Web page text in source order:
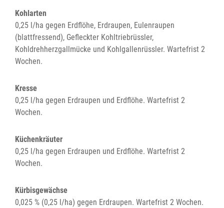
Kohlarten
0,25 l/ha gegen Erdflöhe, Erdraupen, Eulenraupen
(blattfressend), Gefleckter Kohltriebrüssler,
Kohldrehherzgallmücke und Kohlgallenrüssler. Wartefrist 2
Wochen.
Kresse
0,25 l/ha gegen Erdraupen und Erdflöhe. Wartefrist 2
Wochen.
Küchenkräuter
0,25 l/ha gegen Erdraupen und Erdflöhe. Wartefrist 2
Wochen.
Kürbisgewächse
0,025 % (0,25 l/ha) gegen Erdraupen. Wartefrist 2 Wochen.